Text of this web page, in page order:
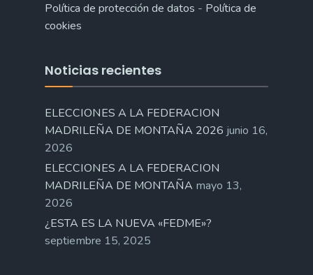
Política de protección de datos - Política de
cookies
Noticias recientes
ELECCIONES A LA FEDERACION
MADRILEÑA DE MONTAÑA 2026 junio 16,
2026
ELECCIONES A LA FEDERACION
MADRILEÑA DE MONTAÑA mayo 13,
2026
¿ESTA ES LA NUEVA «FEDME»?
septiembre 15, 2025